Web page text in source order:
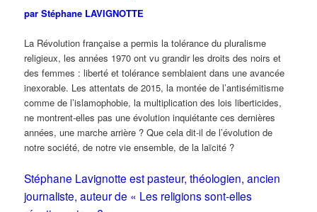
par Stéphane LAVIGNOTTE
La Révolution française a permis la tolérance du pluralisme
religieux, les années 1970 ont vu grandir les droits des noirs et
des femmes : liberté et tolérance semblaient dans une avancée
inexorable. Les attentats de 2015, la montée de l’antisémitisme
comme de l’islamophobie, la multiplication des lois liberticides,
ne montrent-elles pas une évolution inquiétante ces dernières
années, une marche arrière ? Que cela dit-il de l’évolution de
notre société, de notre vie ensemble, de la laïcité ?
Stéphane Lavignotte est pasteur, théologien, ancien
journaliste, auteur de « Les religions sont-elles